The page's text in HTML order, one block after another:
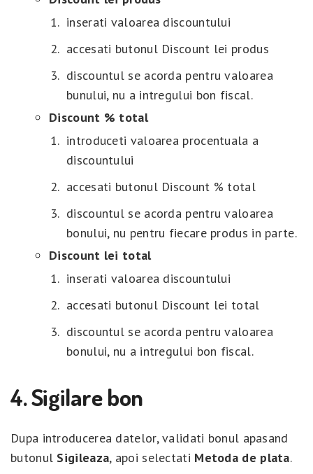
inserati valoarea discountului
accesati butonul Discount lei produs
discountul se acorda pentru valoarea
bunului, nu a intregului bon fiscal.
Discount % total
introduceti valoarea procentuala a
discountului
accesati butonul Discount % total
discountul se acorda pentru valoarea
bonului, nu pentru fiecare produs in parte.
Discount lei total
inserati valoarea discountului
accesati butonul Discount lei total
discountul se acorda pentru valoarea
bonului, nu a intregului bon fiscal.
4. Sigilare bon
Dupa introducerea datelor, validati bonul apasand
butonul Sigileaza, apoi selectati Metoda de plata.